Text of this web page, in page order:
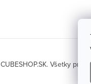
CUBESHOP.SK. Všetky